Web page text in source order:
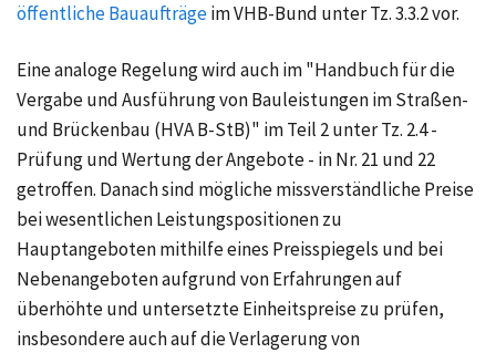
öffentliche Bauaufträgeim VHB-Bund unter Tz. 3.3.2 vor.
Eine analoge Regelung wird auch im "Handbuch für die
Vergabe und Ausführung von Bauleistungen im Straßen-
und Brückenbau (HVA B-StB)" im Teil 2 unter Tz. 2.4 -
Prüfung und Wertung der Angebote - in Nr. 21 und 22
getroffen. Danach sind mögliche missverständliche Preise
bei wesentlichen Leistungspositionen zu
Hauptangeboten mithilfe eines Preisspiegels und bei
Nebenangeboten aufgrund von Erfahrungen auf
überhöhte und untersetzte Einheitspreise zu prüfen,
insbesondere auch auf die Verlagerung von